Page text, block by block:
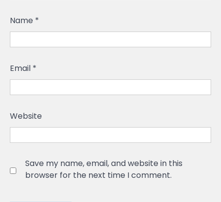
Name *
Email *
Website
Save my name, email, and website in this
browser for the next time I comment.